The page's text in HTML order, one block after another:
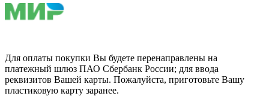
Для оплаты покупки Вы будете перенаправлены на
платежный шлюз ПАО Сбербанк России; для ввода
реквизитов Вашей карты. Пожалуйста, приготовьте Вашу
пластиковую карту заранее.